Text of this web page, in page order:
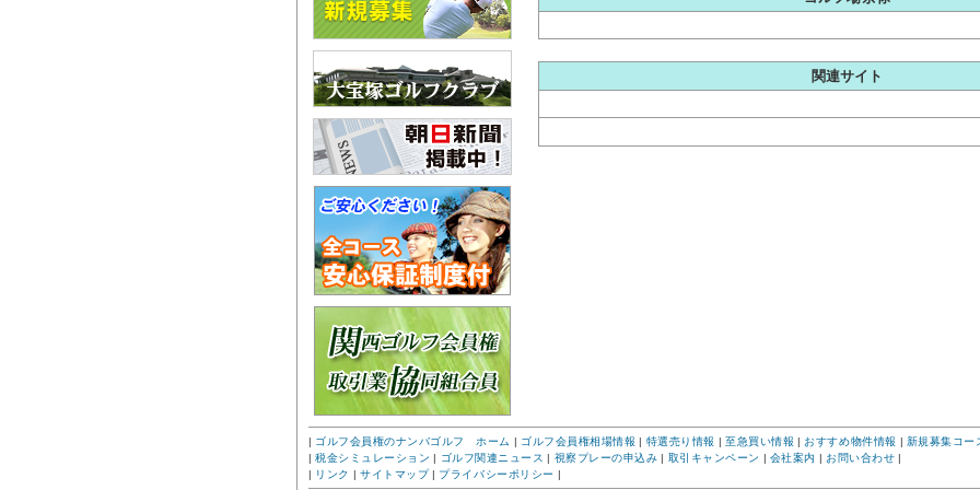
関連サイト
| ゴルフ会員権のナンバゴルフ ホーム | ゴルフ会員権相場情報 | 特選売り情報 |至急買い情報 | おすすめ物件情報 | 新規募集コー
|税金シミュレーション | ゴルフ関連ニュース | 視察プレーの申込み | 取引キャンペーン | 会社案内 | お問い合わせ |
| リンク |サイトマップ| プライバシーポリシー |